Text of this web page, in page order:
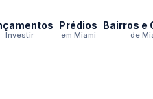
Investir
Prédios
em Miami
Bairros e
de